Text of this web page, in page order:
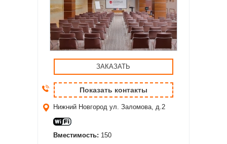
ЗАКАЗАТЬ
Показать контакты
Нижний Новгород ул. Заломова, д.2
Вместимость: 150